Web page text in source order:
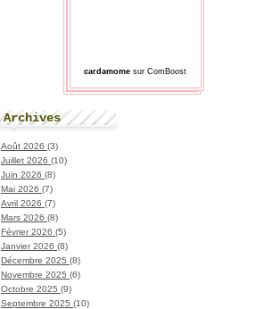
cardamome sur ComBoost
Archives
Août 2026 (3)
Juillet 2026 (10)
Juin 2026 (8)
Mai 2026 (7)
Avril 2026 (7)
Mars 2026 (8)
Février 2026 (5)
Janvier 2026 (8)
Décembre 2025 (8)
Novembre 2025 (6)
Octobre 2025 (9)
Septembre 2025 (10)